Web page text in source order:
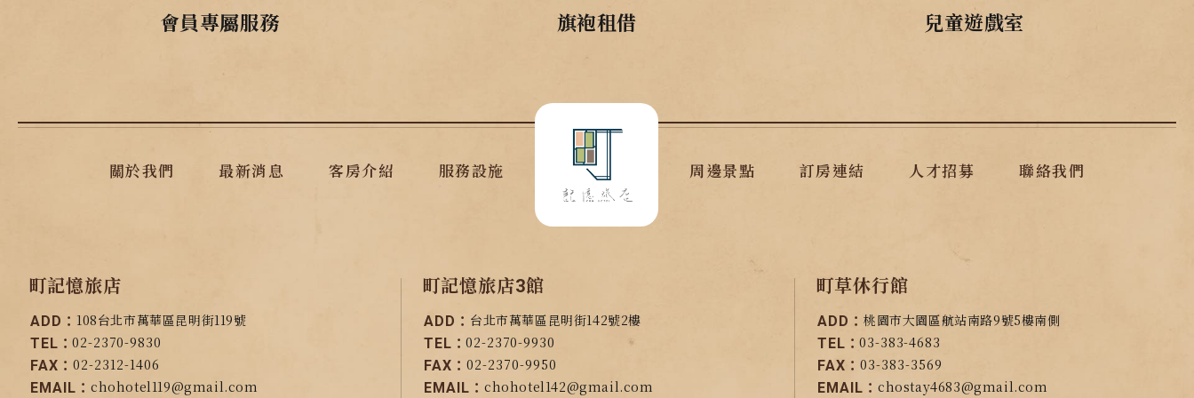
會員專屬服務 旗袍租借 兒童遊戲室
關於我們 最新消息 客房介紹 服務設施 周邊景點 訂房連結 人才招募 聯絡我們
町記憶旅店
ADD： 108台北市萬華區昆明街119號
TEL：02-2370-9830
FAX：02-2312-1406
EMAIL：chohotel119@gmail.com
町記憶旅店3館
ADD： 台北市萬華區昆明街142號2樓
TEL：02-2370-9930
FAX：02-2370-9950
EMAIL：chohotel142@gmail.com
町草休行館
ADD：桃園市大園區航站南路9號5樓南側
TEL：03-383-4683
FAX：03-383-3569
EMAIL：chostay4683@gmail.com